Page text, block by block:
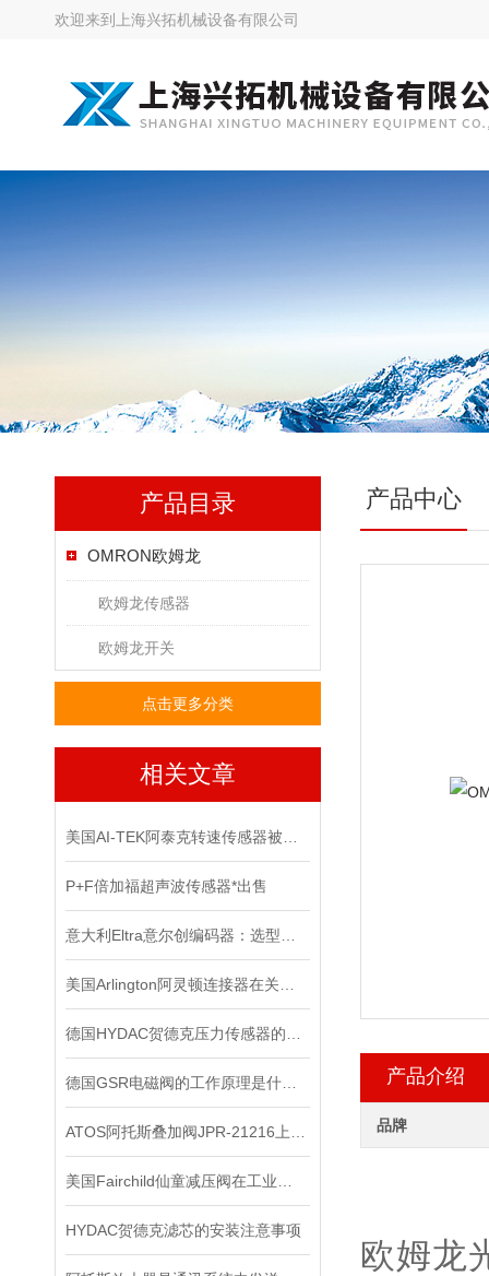
欢迎来到 上海兴拓机械设备有限公司
产品目录
OMRON欧姆龙
欧姆龙传感器
欧姆龙开关
点击更多分类
相关文章
P+F倍加福超声波传感器*出售
HYDAC贺德克滤芯的安装注意事项
产品中心
产品介绍
品牌
欧姆龙